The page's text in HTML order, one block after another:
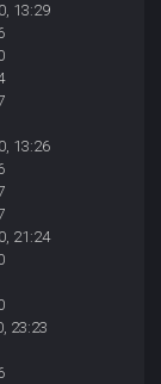
13:29
13:26
21:24
23:23